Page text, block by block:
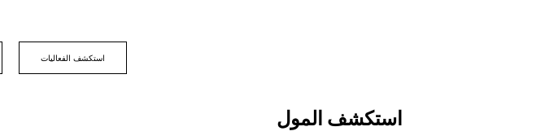
اﺳﺘﻜﺸﻒ اﻟﻔﻌﺎﻟﻴﺎﺕ
اﺳﺘﻜﺸﻒ اﻟﻤﻮﻝ